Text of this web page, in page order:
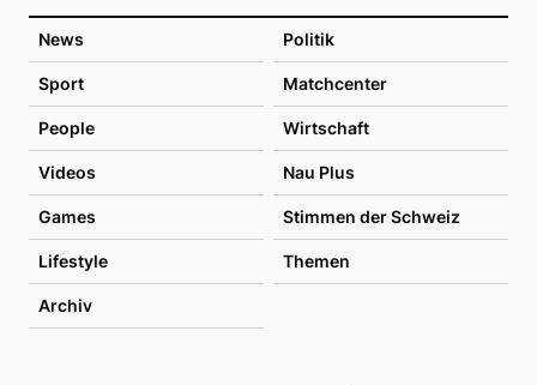
News Politik
Sport Matchcenter
People Wirtschaft
Videos Nau Plus
Games Stimmen der Schweiz
Lifestyle Themen
Archiv